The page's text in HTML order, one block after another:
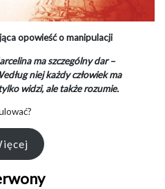
opowieść o manipulacji
ma szczególny dar –
niej każdy człowiek ma
widzi, ale także rozumie.